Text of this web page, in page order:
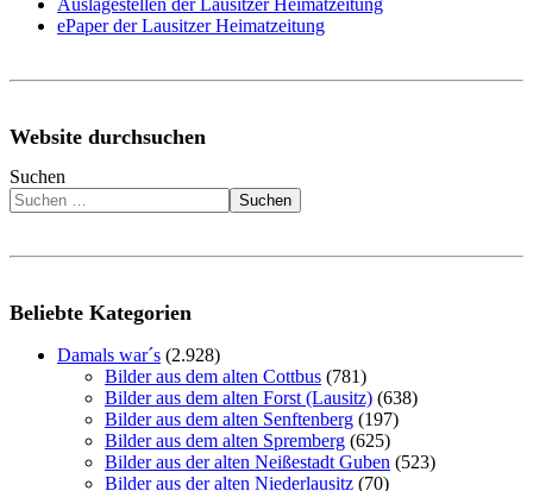
ePaper der Lausitzer Heimatzeitung
Website durchsuchen
Suchen
Suchen
Beliebte Kategorien
Damals war´s (2.928)
Bilder aus dem alten Cottbus (781)
Bilder aus dem alten Forst (Lausitz) (638)
Bilder aus dem alten Senftenberg (197)
Bilder aus dem alten Spremberg (625)
Bilder aus der alten Neißestadt Guben (523)
Bilder aus der alten Niederlausitz (70)